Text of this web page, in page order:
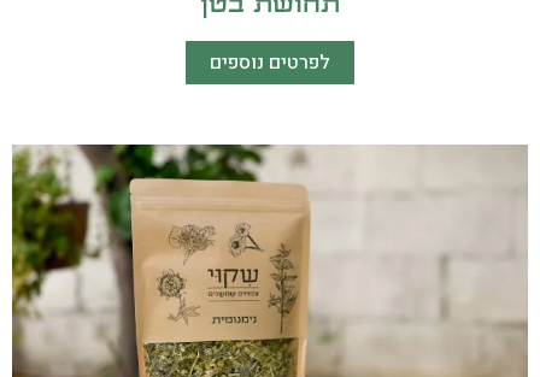
תחושת בטן
לפרטים נוספים